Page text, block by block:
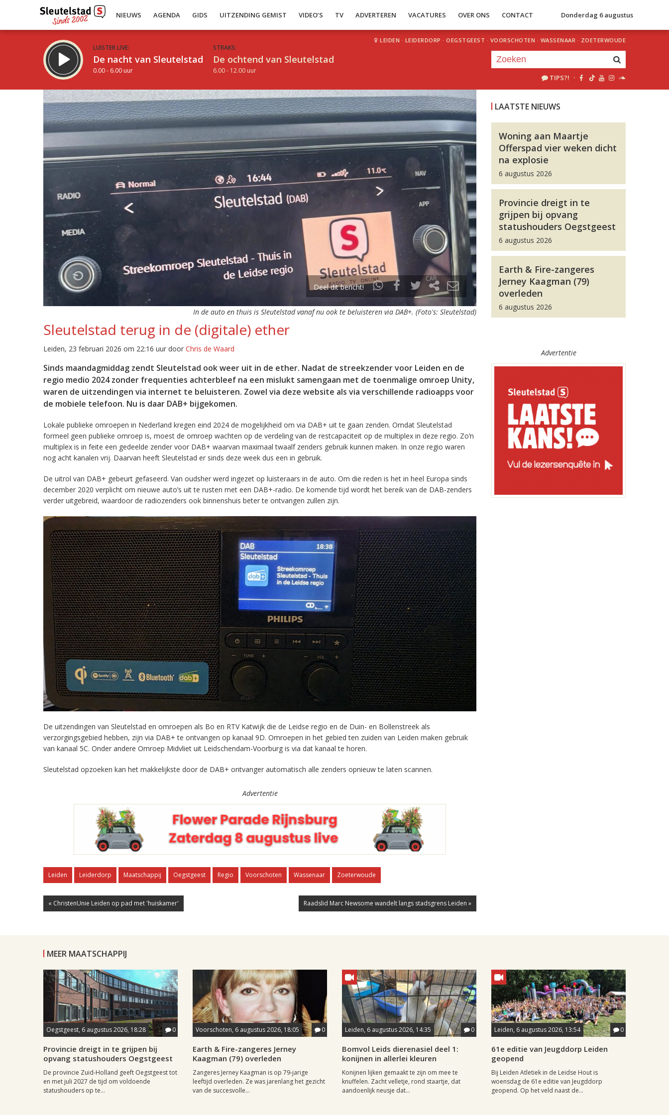
NIEUWS AGENDA GIDS UITZENDING GEMIST VIDEO’S TV ADVERTEREN VACATURES OVER ONS CONTACT Donderdag 6 augustus
LUISTER LIVE:
De nacht van Sleutelstad
0.00 - 6.00 uur
STRAKS:
De ochtend van Sleutelstad
6.00 - 12.00 uur
LEIDEN · LEIDERDORP · OEGSTGEEST · VOORSCHOTEN · WASSENAAR · ZOETERWOUDE
TIPS?! ·
Deel dit bericht!
In de auto en thuis is Sleutelstad vanaf nu ook te beluisteren via DAB+. (Foto's: Sleutelstad)
Sleutelstad terug in de (digitale) ether
Leiden, 23 februari 2026 om 22:16 uur door Chris de Waard
Sinds maandagmiddag zendt Sleutelstad ook weer uit in de ether. Nadat de streekzender voor Leiden en de
regio medio 2024 zonder frequenties achterbleef na een mislukt samengaan met de toenmalige omroep Unity,
waren de uitzendingen via internet te beluisteren. Zowel via deze website als via verschillende radioapps voor
de mobiele telefoon. Nu is daar DAB+ bijgekomen.
Lokale publieke omroepen in Nederland kregen eind 2024 de mogelijkheid om via DAB+ uit te gaan zenden. Omdat Sleutelstad
formeel geen publieke omroep is, moest de omroep wachten op de verdeling van de restcapaciteit op de multiplex in deze regio. Zo’n
multiplex is in feite een gedeelde zender voor DAB+ waarvan maximaal twaalf zenders gebruik kunnen maken. In onze regio waren
nog acht kanalen vrij. Daarvan heeft Sleutelstad er sinds deze week dus een in gebruik.
De uitrol van DAB+ gebeurt gefaseerd. Van oudsher werd ingezet op luisteraars in de auto. Om die reden is het in heel Europa sinds
december 2020 verplicht om nieuwe auto’s uit te rusten met een DAB+-radio. De komende tijd wordt het bereik van de DAB-zenders
verder uitgebreid, waardoor de radiozenders ook binnenshuis beter te ontvangen zullen zijn.
De uitzendingen van Sleutelstad en omroepen als Bo en RTV Katwijk die de Leidse regio en de Duin- en Bollenstreek als
verzorgingsgebied hebben, zijn via DAB+ te ontvangen op kanaal 9D. Omroepen in het gebied ten zuiden van Leiden maken gebruik
van kanaal 5C. Onder andere Omroep Midvliet uit Leidschendam-Voorburg is via dat kanaal te horen.
Sleutelstad opzoeken kan het makkelijkste door de DAB+ ontvanger automatisch alle zenders opnieuw te laten scannen.
Advertentie
Leiden Leiderdorp Maatschappij Oegstgeest Regio Voorschoten Wassenaar Zoeterwoude
« ChristenUnie Leiden op pad met 'huiskamer' Raadslid Marc Newsome wandelt langs stadsgrens Leiden »
LAATSTE NIEUWS
Woning aan Maartje
Offerspad vier weken dicht
na explosie
6 augustus 2026
Provincie dreigt in te
grijpen bij opvang
statushouders Oegstgeest
6 augustus 2026
Earth & Fire-zangeres
Jerney Kaagman (79)
overleden
6 augustus 2026
Advertentie
MEER MAATSCHAPPIJ
Oegstgeest, 6 augustus 2026, 18:28 0
Provincie dreigt in te grijpen bij
opvang statushouders Oegstgeest
De provincie Zuid-Holland geeft Oegstgeest tot
en met juli 2027 de tijd om voldoende
statushouders op te...
Voorschoten, 6 augustus 2026, 18:05 0
Earth & Fire-zangeres Jerney
Kaagman (79) overleden
Zangeres Jerney Kaagman is op 79-jarige
leeftijd overleden. Ze was jarenlang het gezicht
van de succesvolle...
Leiden, 6 augustus 2026, 14:35 0
Bomvol Leids dierenasiel deel 1:
konijnen in allerlei kleuren
Konijnen lijken gemaakt te zijn om mee te
knuffelen. Zacht velletje, rond staartje, dat
aandoenlijk neusje dat...
Leiden, 6 augustus 2026, 13:54 0
61e editie van Jeugddorp Leiden
geopend
Bij Leiden Atletiek in de Leidse Hout is
woensdag de 61e editie van Jeugddorp
geopend. Op het veld naast de...